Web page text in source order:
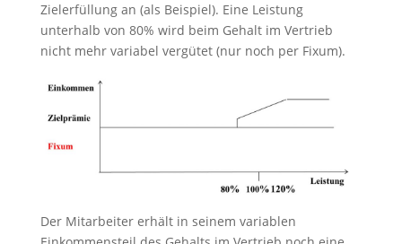
Zielerfüllung an (als Beispiel). Eine Leistung
unterhalb von 80% wird beim Gehalt im Vertrieb
nicht mehr variabel vergütet (nur noch per Fixum).
Der Mitarbeiter erhält in seinem variablen